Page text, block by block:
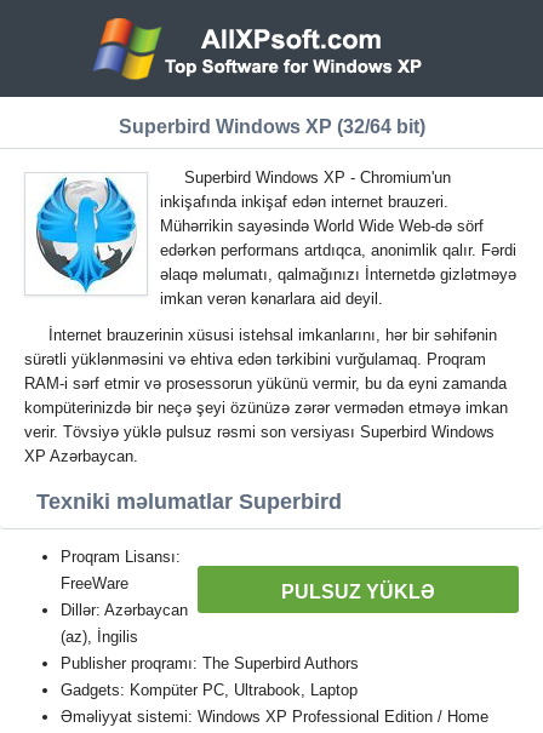
Superbird Windows XP (32/64 bit)
Superbird Windows XP - Chromium'un
inkişafında inkişaf edən internet brauzeri.
Mühərrikin sayəsində World Wide Web-də sörf
edərkən performans artdıqca, anonimlik qalır. Fərdi
əlaqə məlumatı, qalmağınızı İnternetdə gizlətməyə
imkan verən kənarlara aid deyil.
İnternet brauzerinin xüsusi istehsal imkanlarını, hər bir səhifənin
sürətli yüklənməsini və ehtiva edən tərkibini vurğulamaq. Proqram
RAM-i sərf etmir və prosessorun yükünü vermir, bu da eyni zamanda
kompüterinizdə bir neçə şeyi özünüzə zərər vermədən etməyə imkan
verir. Tövsiyə yüklə pulsuz rəsmi son versiyası Superbird Windows
XP Azərbaycan.
Texniki məlumatlar Superbird
PULSUZ YÜKLƏ
Proqram Lisansı:
FreeWare
Dillər: Azərbaycan
(az), İngilis
Publisher proqramı: The Superbird Authors
Gadgets: Kompüter PC, Ultrabook, Laptop
Əməliyyat sistemi: Windows XP Professional Edition / Home